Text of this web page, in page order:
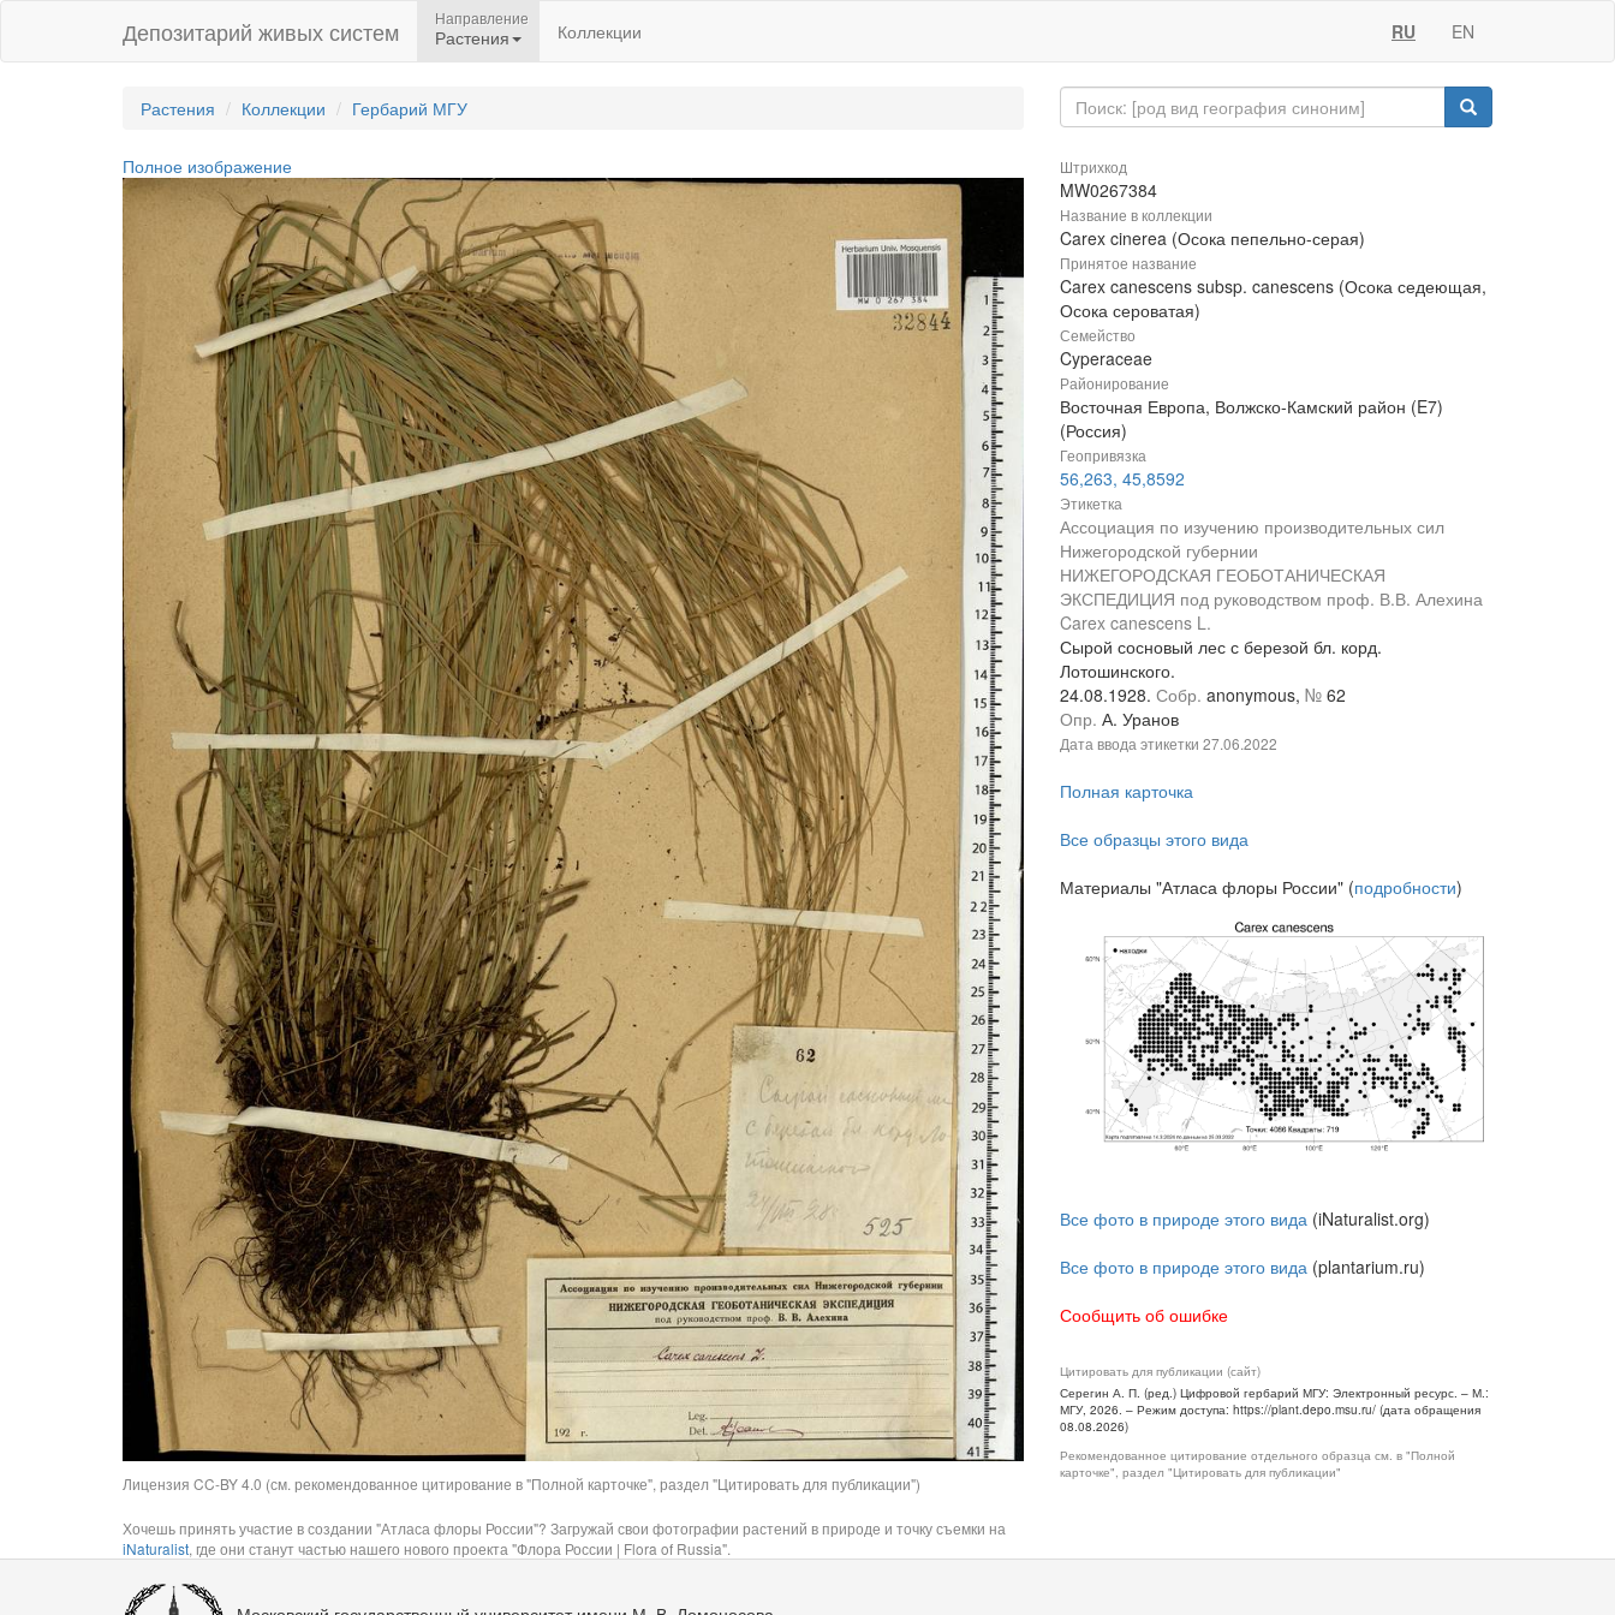
Депозитарий живых систем Направление
Растения Коллекции RU EN
Растения Коллекции Гербарий МГУ
Полное изображение
Лицензия CC-BY 4.0 (см. рекомендованное цитирование в "Полной карточке", раздел "Цитировать для публикации")
Хочешь принять участие в создании "Атласа флоры России"? Загружай свои фотографии растений в природе и точку съемки на
iNaturalist, где они станут частью нашего нового проекта "Флора России | Flora of Russia".
Штрихкод
MW0267384
Название в коллекции
Carex cinerea (Осока пепельно-серая)
Принятое название
Carex canescens subsp. canescens (Осока седеющая,
Осока сероватая)
Семейство
Cyperaceae
Районирование
Восточная Европа, Волжско-Камский район (E7)
(Россия)
Геопривязка
56,263, 45,8592
Этикетка
Ассоциация по изучению производительных сил
Нижегородской губернии
НИЖЕГОРОДСКАЯ ГЕОБОТАНИЧЕСКАЯ
ЭКСПЕДИЦИЯ под руководством проф. В.В. Алехина
Carex canescens L.
Сырой сосновый лес с березой бл. корд.
Лотошинского.
24.08.1928. Собр. anonymous, № 62
Опр. А. Уранов
Дата ввода этикетки 27.06.2022
Полная карточка
Все образцы этого вида
Материалы "Атласа флоры России" (подробности)
Все фото в природе этого вида (iNaturalist.org)
Все фото в природе этого вида (plantarium.ru)
Сообщить об ошибке
Цитировать для публикации (сайт)
Серегин А. П. (ред.) Цифровой гербарий МГУ: Электронный ресурс. – М.:
МГУ, 2026. – Режим доступа: https://plant.depo.msu.ru/ (дата обращения
08.08.2026)
Рекомендованное цитирование отдельного образца см. в "Полной
карточке", раздел "Цитировать для публикации"